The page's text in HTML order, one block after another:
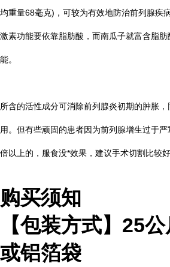
均重量68毫克)，可较为有效地防治前列腺疾
激素功能要依靠脂肪酸，而南瓜子就富含脂
能。
所含的活性成分可消除前列腺炎初期的肿胀
用。但有些顽固的患者因为前列腺增生过于
倍以上的，服食没*效果，建议手术切割比较
购买须知
【包装方式】 25公
或铝箔袋